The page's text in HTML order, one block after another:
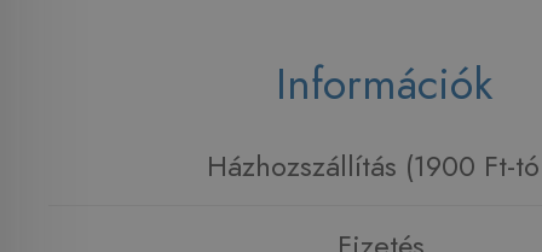
Információk
Házhozszállítás (1900 Ft-